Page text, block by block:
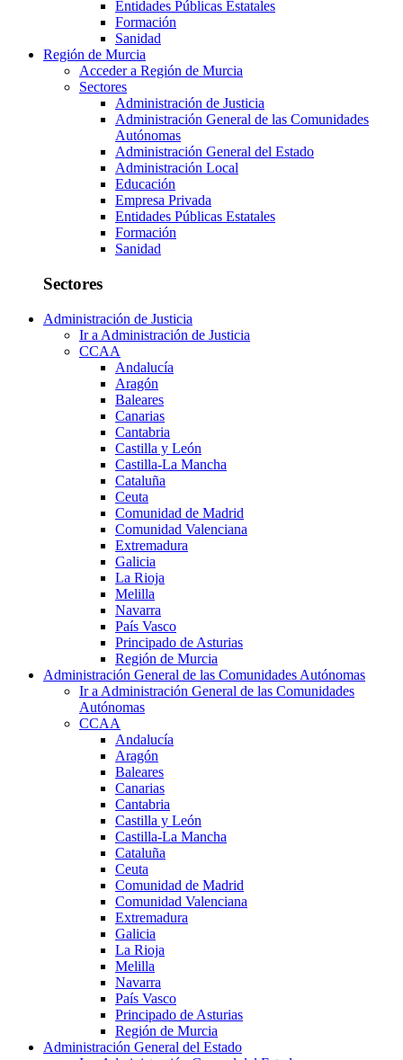
Entidades Públicas Estatales
Formación
Sanidad
Región de Murcia
Acceder a Región de Murcia
Sectores
Administración de Justicia
Administración General de las Comunidades
Autónomas
Administración General del Estado
Administración Local
Educación
Empresa Privada
Entidades Públicas Estatales
Formación
Sanidad
Sectores
Administración de Justicia
Ir a Administración de Justicia
CCAA
Andalucía
Aragón
Baleares
Canarias
Cantabria
Castilla y León
Castilla-La Mancha
Cataluña
Ceuta
Comunidad de Madrid
Comunidad Valenciana
Extremadura
Galicia
La Rioja
Melilla
Navarra
País Vasco
Principado de Asturias
Región de Murcia
Administración General de las Comunidades Autónomas
Ir a Administración General de las Comunidades
Autónomas
CCAA
Andalucía
Aragón
Baleares
Canarias
Cantabria
Castilla y León
Castilla-La Mancha
Cataluña
Ceuta
Comunidad de Madrid
Comunidad Valenciana
Extremadura
Galicia
La Rioja
Melilla
Navarra
País Vasco
Principado de Asturias
Región de Murcia
Administración General del Estado